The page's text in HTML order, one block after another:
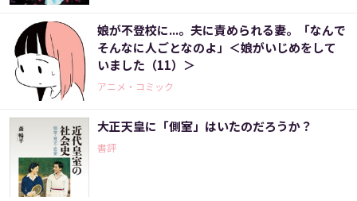
娘が不登校に...。夫に責められる妻。「なんで
そんなに人ごとなのよ」＜娘がいじめをして
いました（11）＞
アニメ・コミック
大正天皇に「側室」はいたのだろうか？
書評